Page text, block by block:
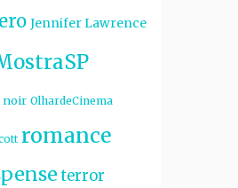
Jennifer Lawrence
noir OlhardeCinema
romance
terror